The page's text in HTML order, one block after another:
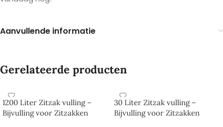
Aanvullende informatie
Gerelateerde producten
1200 Liter Zitzak vulling –
Bijvulling voor Zitzakken
30 Liter Zitzak vulling –
Bijvulling voor Zitzakken